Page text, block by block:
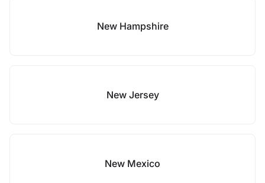
New Hampshire
New Jersey
New Mexico